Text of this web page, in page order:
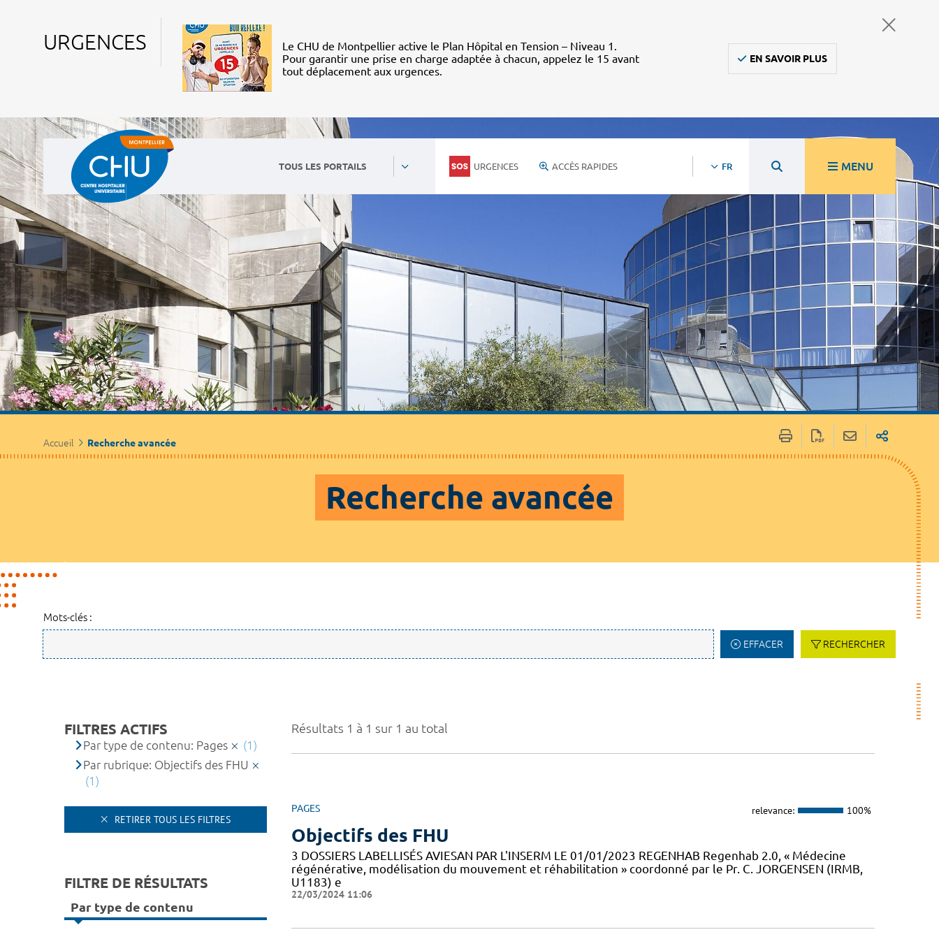
URGENCES
Le CHU de Montpellier active le Plan Hôpital en Tension – Niveau 1.
Pour garantir une prise en charge adaptée à chacun, appelez le 15 avant
tout déplacement aux urgences.
EN SAVOIR PLUS
TOUS LES PORTAILS URGENCES ACCÈS RAPIDES FR MENU
Accueil Recherche avancée
Recherche avancée
Mots-clés :
EFFACER RECHERCHER
Résultats 1 à 1 sur 1 au total
PAGES relevance: 100%
Objectifs des FHU
3 DOSSIERS LABELLISÉS AVIESAN PAR L'INSERM LE 01/01/2023 REGENHAB Regenhab 2.0, « Médecine
régénérative, modélisation du mouvement et réhabilitation » coordonné par le Pr. C. JORGENSEN (IRMB,
U1183) e
22/03/2024 11:06
FILTRES ACTIFS
Par type de contenu: Pages
(1)
Par rubrique: Objectifs des FHU
(1)
RETIRER TOUS LES FILTRES
FILTRE DE RÉSULTATS
Par type de contenu